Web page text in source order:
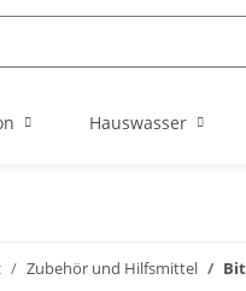
Hauswasser
Zubehör und Hilfsmittel